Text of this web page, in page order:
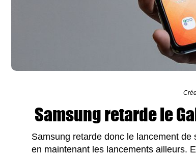
Samsung retarde le
Samsung retarde donc le lancement
en maintenant les lancements ailleurs.